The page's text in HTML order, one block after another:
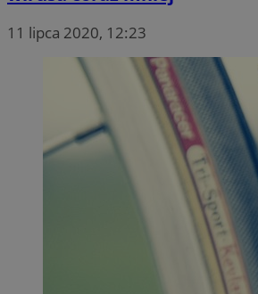
11 lipca 2020, 12:23